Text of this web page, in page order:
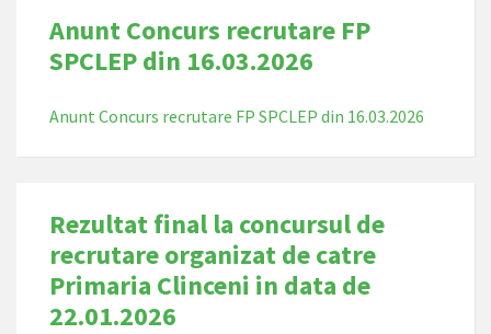
Anunt Concurs recrutare FP
SPCLEP din 16.03.2026
Anunt Concurs recrutare FP SPCLEP din 16.03.2026
Rezultat final la concursul de
recrutare organizat de catre
Primaria Clinceni in data de
22.01.2026